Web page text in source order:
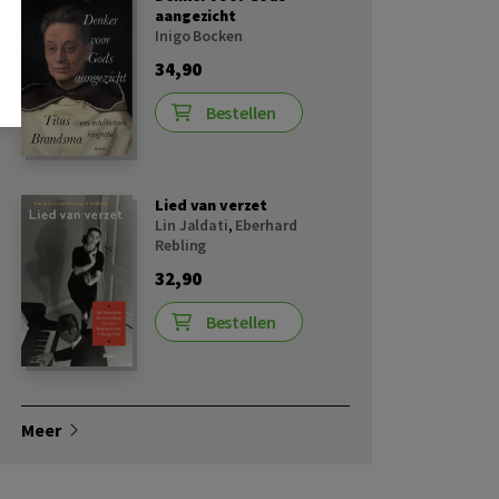
aangezicht
Inigo Bocken
34,90
Bestellen
Lied van verzet
Lin Jaldati, Eberhard
Rebling
32,90
Bestellen
Meer